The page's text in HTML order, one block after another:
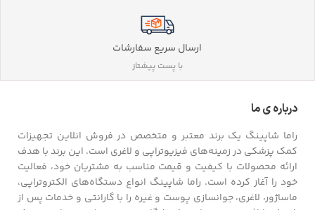
ارسال سریع سفارشات
با پست پیشتاز
درباره ی ما
راما شاپینگ یک برند معتبر و متخصص در فروش انلاین تجهیزات
کمک پزشکی در زمینه‌های فیزیوتراپی و لاغری است. این برند با هدف
ارائه محصولات با کیفیت و قیمت مناسب به مشتریان خود، فعالیت
خود را آغاز کرده است. راما شاپینگ انواع دستگاه‌های الکتروتراپی،
ماساژور، لاغری، جوانسازی پوست و غیره را با گارانتی و خدمات پس از